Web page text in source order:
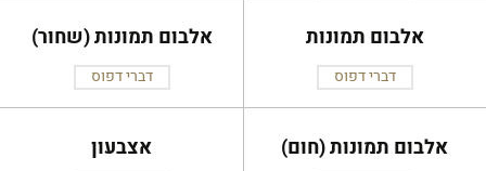
אלבום תמונות
דברי דפוס
אלבום תמונות (שחור)
דברי דפוס
אלבום תמונות (חום) אצבעון